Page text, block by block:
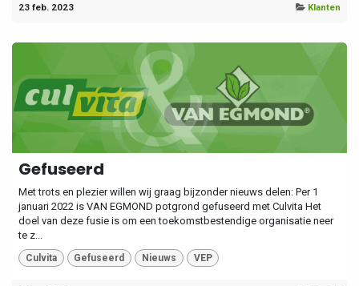
23 feb. 2023 Klanten
Gefuseerd
Met trots en plezier willen wij graag bijzonder nieuws delen: Per 1
januari 2022 is VAN EGMOND potgrond gefuseerd met Culvita Het
doel van deze fusie is om een toekomstbestendige organisatie neer
te z...
Culvita Gefuseerd Nieuws VEP